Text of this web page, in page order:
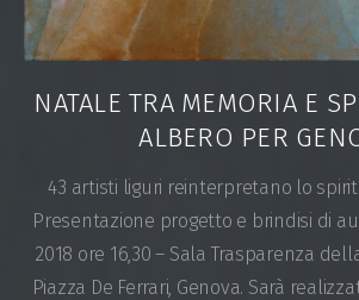
NATALE TRA MEMORIA E
ALBERO PER
43 artisti liguri reinterpretano lo
Presentazione progetto e brindisi di
2018 ore 16,30 – Sala Trasparenza
Piazza De Ferrari, Genova. Sarà